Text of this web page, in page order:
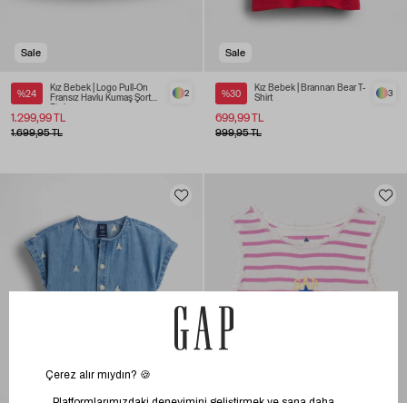
Sale
%24
Kız Bebek | Logo Pull-On
Fransız Havlu Kumaş Şort
Etek
1.299,99 TL
2
1.699,95 TL
Sale
%30
Kız Bebek | Brannan Bear T-
Shirt
699,99 TL
3
999,95 TL